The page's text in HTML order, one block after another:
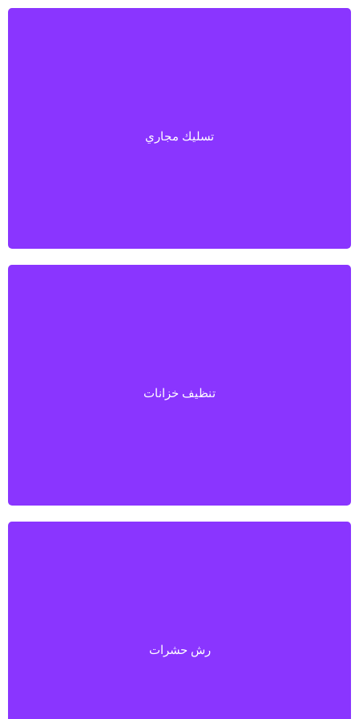
تسليك مجاري
تسليك مجاري
تنظيف خزانات
تنظيف خزانات
رش حشرات
رش حشرات